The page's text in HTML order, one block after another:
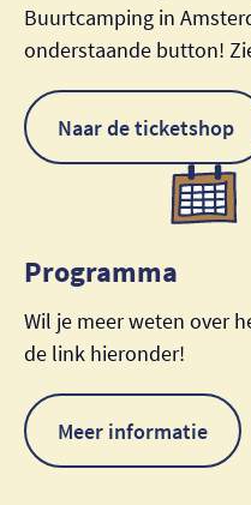
Buurtcamping in
onderstaande button!
Naar de ticketshop
Programma
Wil je meer weten over
de link hieronder!
Meer informatie